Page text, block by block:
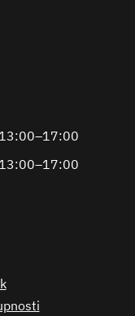
13:00–17:00
13:00–17:00